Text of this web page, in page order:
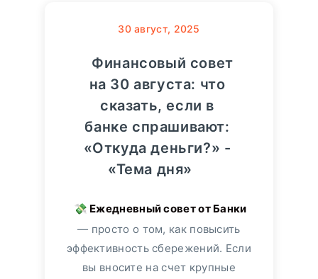
30август, 2025
Финансовый совет
на 30 августа: что
сказать, если в
банке спрашивают:
«Откуда деньги?» -
«Тема дня»
— просто о том, как повысить
эффективность сбережений. Если
вы вносите на счет крупные